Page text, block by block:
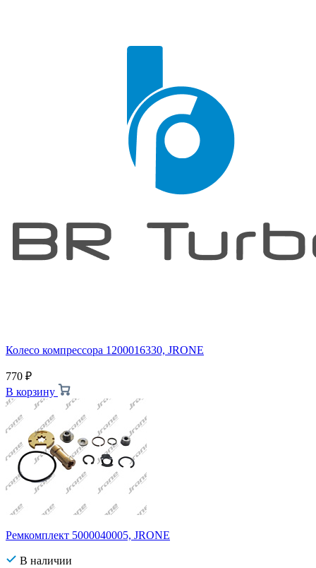
Колесо компрессора 1200016330, JRONE
770 ₽
В корзину
Ремкомплект 5000040005, JRONE
В наличии